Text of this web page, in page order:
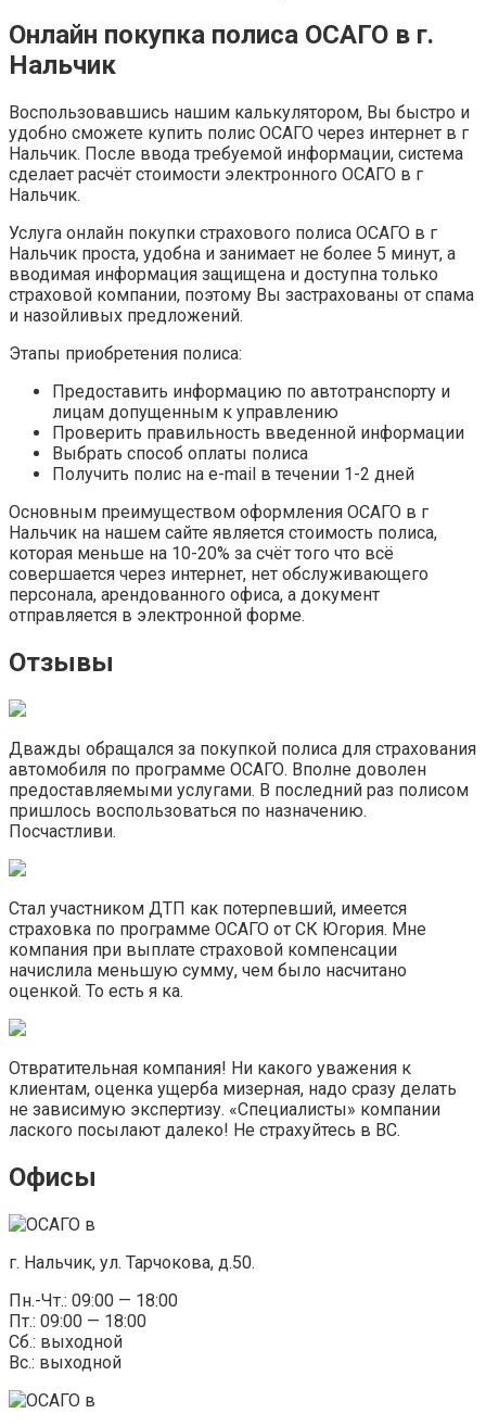
Онлайн покупка полиса ОСАГО в г.
Нальчик
Воспользовавшись нашим калькулятором, Вы быстро и
удобно сможете купить полис ОСАГО через интернет в г
Нальчик. После ввода требуемой информации, система
сделает расчёт стоимости электронного ОСАГО в г
Нальчик.
Услуга онлайн покупки страхового полиса ОСАГО в г
Нальчик проста, удобна и занимает не более 5 минут, а
вводимая информация защищена и доступна только
страховой компании, поэтому Вы застрахованы от спама
и назойливых предложений.
Этапы приобретения полиса:
Предоставить информацию по автотранспорту и
лицам допущенным к управлению
Проверить правильность введенной информации
Выбрать способ оплаты полиса
Получить полис на e-mail в течении 1-2 дней
Основным преимуществом оформления ОСАГО в г
Нальчик на нашем сайте является стоимость полиса,
которая меньше на 10-20% за счёт того что всё
совершается через интернет, нет обслуживающего
персонала, арендованного офиса, а документ
отправляется в электронной форме.
Отзывы
Дважды обращался за покупкой полиса для страхования
автомобиля по программе ОСАГО. Вполне доволен
предоставляемыми услугами. В последний раз полисом
пришлось воспользоваться по назначению.
Посчастливи.
Стал участником ДТП как потерпевший, имеется
страховка по программе ОСАГО от СК Югория. Мне
компания при выплате страховой компенсации
начислила меньшую сумму, чем было насчитано
оценкой. То есть я ка.
Отвратительная компания! Ни какого уважения к
клиентам, оценка ущерба мизерная, надо сразу делать
не зависимую экспертизу. «Специалисты» компании
лаского посылают далеко! Не страхуйтесь в ВС.
Офисы
г. Нальчик, ул. Тарчокова, д.50.
Пн.-Чт.: 09:00 — 18:00
Пт.: 09:00 — 18:00
Сб.: выходной
Вс.: выходной